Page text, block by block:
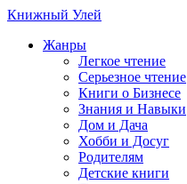
Книжный Улей
Жанры
Легкое чтение
Серьезное чтение
Книги о Бизнесе
Знания и Навыки
Дом и Дача
Хобби и Досуг
Родителям
Детские книги